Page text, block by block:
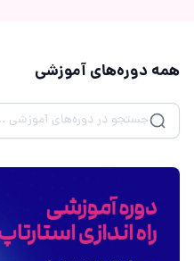
همه دوره‌های آموزشی